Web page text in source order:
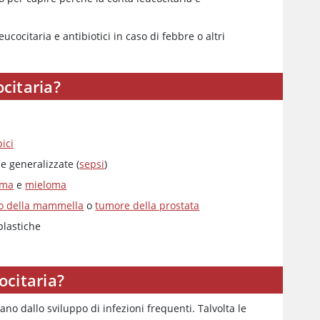
e antibiotici in caso di febbre o altri
generalizzate (sepsi)
e mieloma
della mammella otumore della prostata
dallo sviluppo di infezioni frequenti. Talvolta le